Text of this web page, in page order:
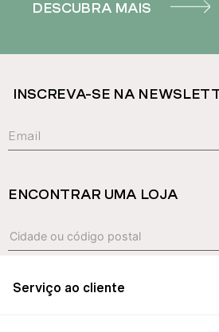
DESCUBRA MAIS
INSCREVA-SE NA
ENCONTRAR UMA LOJA
Serviço ao cliente